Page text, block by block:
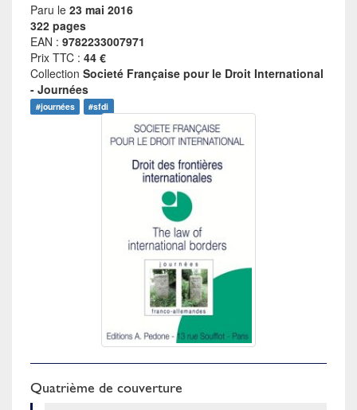
Paru le23 mai 2016
322 pages
EAN :9782233007971
Prix TTC :44 €
CollectionSocieté Française pour le Droit International
- Journées
#journées #sfdi
Quatrième de couverture